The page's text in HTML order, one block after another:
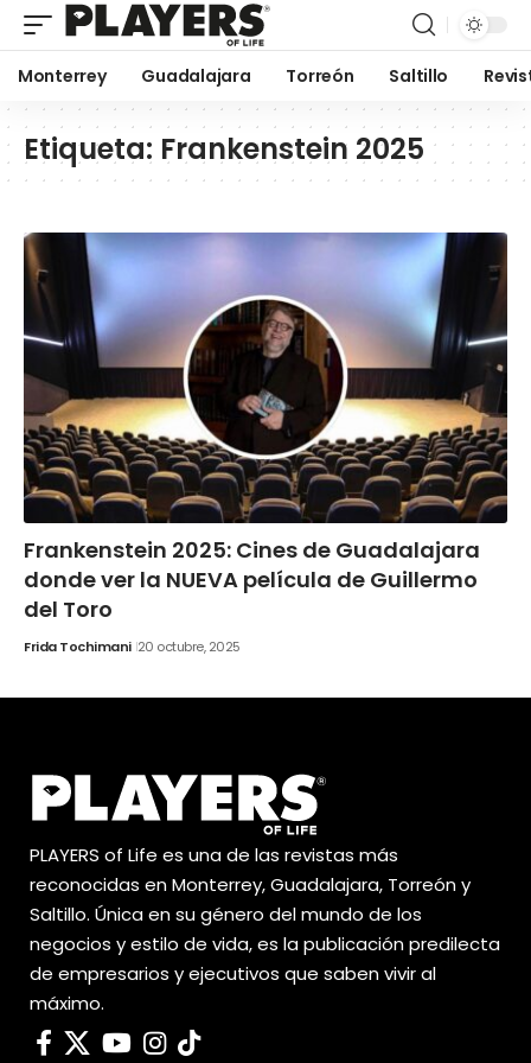
Monterrey Guadalajara Torreón Saltillo
Etiqueta: Frankenstein 2025
Frankenstein 2025: Cines de Guadalajara
donde ver la NUEVA película de Guillermo
del Toro
Frida Tochimani 20 octubre, 2025
PLAYERS of Life es una de las revistas más
reconocidas en Monterrey, Guadalajara, Torreón y
Saltillo. Única en su género del mundo de los
negocios y estilo de vida, es la publicación predilecta
de empresarios y ejecutivos que saben vivir al
máximo.